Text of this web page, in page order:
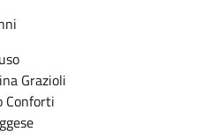
Grazioli
Conforti